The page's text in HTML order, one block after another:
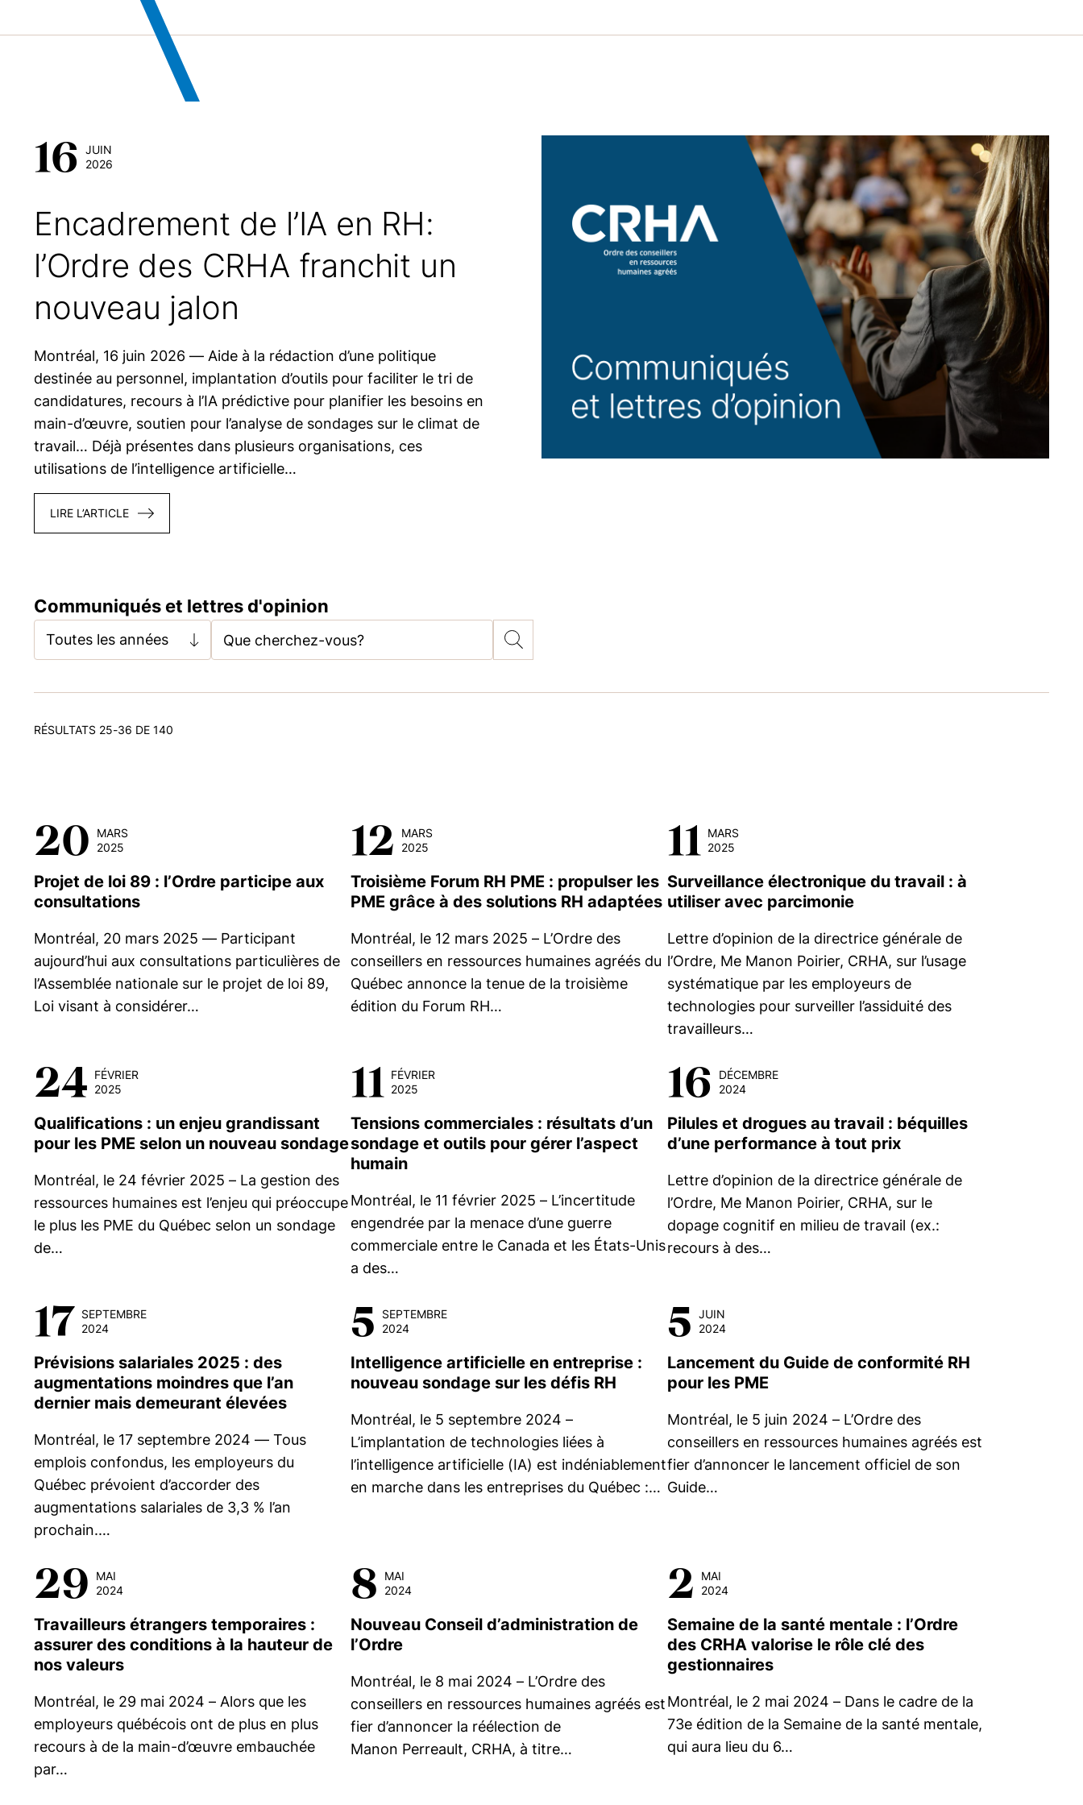
16 JUIN
2026
Encadrement de l’IA en RH:
l’Ordre des CRHA franchit un
nouveau jalon
Montréal, 16 juin 2026 — Aide à la rédaction d’une politique
destinée au personnel, implantation d’outils pour faciliter le tri de
candidatures, recours à l’IA prédictive pour planifier les besoins en
main-d’œuvre, soutien pour l’analyse de sondages sur le climat de
travail… Déjà présentes dans plusieurs organisations, ces
utilisations de l’intelligence artificielle…
LIRE L’ARTICLE
Communiqués et lettres d'opinion
Toutes les années
RÉSULTATS 25-36 DE 140
20
MARS
2025
Projet de loi 89 : l’Ordre participe aux
consultations
Montréal, 20 mars 2025 — Participant
aujourd’hui aux consultations particulières de
l’Assemblée nationale sur le projet de loi 89,
Loi visant à considérer…
12
MARS
2025
Troisième Forum RH PME : propulser les
PME grâce à des solutions RH adaptées
Montréal, le 12 mars 2025 – L’Ordre des
conseillers en ressources humaines agréés du
Québec annonce la tenue de la troisième
édition du Forum RH…
11
MARS
2025
Surveillance électronique du travail : à
utiliser avec parcimonie
Lettre d’opinion de la directrice générale de
l’Ordre, Me Manon Poirier, CRHA, sur l’usage
systématique par les employeurs de
technologies pour surveiller l’assiduité des
travailleurs…
24 FÉVRIER
2025
Qualifications : un enjeu grandissant
pour les PME selon un nouveau sondage
Montréal, le 24 février 2025 – La gestion des
ressources humaines est l’enjeu qui préoccupe
le plus les PME du Québec selon un sondage
de…
11
FÉVRIER
2025
Tensions commerciales : résultats d’un
sondage et outils pour gérer l’aspect
humain
Montréal, le 11 février 2025 – L’incertitude
engendrée par la menace d’une guerre
commerciale entre le Canada et les États-Unis
a des…
16
DÉCEMBRE
2024
Pilules et drogues au travail : béquilles
d’une performance à tout prix
Lettre d’opinion de la directrice générale de
l’Ordre, Me Manon Poirier, CRHA, sur le
dopage cognitif en milieu de travail (ex.:
recours à des…
17 SEPTEMBRE
2024
Prévisions salariales 2025 : des
augmentations moindres que l’an
dernier mais demeurant élevées
Montréal, le 17 septembre 2024 — Tous
emplois confondus, les employeurs du
Québec prévoient d’accorder des
augmentations salariales de 3,3 % l’an
prochain.…
5
SEPTEMBRE
2024
Intelligence artificielle en entreprise :
nouveau sondage sur les défis RH
Montréal, le 5 septembre 2024 –
L’implantation de technologies liées à
l’intelligence artificielle (IA) est indéniablement
en marche dans les entreprises du Québec :…
5 JUIN
2024
Lancement du Guide de conformité RH
pour les PME
Montréal, le 5 juin 2024 – L’Ordre des
conseillers en ressources humaines agréés est
fier d’annoncer le lancement officiel de son
Guide…
29
MAI
2024
Travailleurs étrangers temporaires :
assurer des conditions à la hauteur de
nos valeurs
Montréal, le 29 mai 2024 – Alors que les
employeurs québécois ont de plus en plus
recours à de la main-d’œuvre embauchée
par…
8
MAI
2024
Nouveau Conseil d’administration de
l’Ordre
Montréal, le 8 mai 2024 – L’Ordre des
conseillers en ressources humaines agréés est
fier d’annoncer la réélection de
Manon Perreault, CRHA, à titre…
2
MAI
2024
Semaine de la santé mentale : l’Ordre
des CRHA valorise le rôle clé des
gestionnaires
Montréal, le 2 mai 2024 – Dans le cadre de la
73e édition de la Semaine de la santé mentale,
qui aura lieu du 6…